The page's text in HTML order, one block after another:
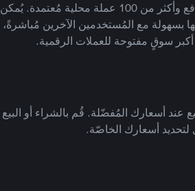
لتداول العملات الرقمية بأكثر من 800 طريقة دفع وأكثر من 100 عملة محلية مُعتمدة. يُمكن
بسهولة مع المُستخدمين الآخرين مُباشرةً،
سوقٍ مفتوحة للعملات الرقمية.
عند أسعارك المُفضّلة. قُم بالشراء أو البيع
لتحديد أسعارك الخاصّة.